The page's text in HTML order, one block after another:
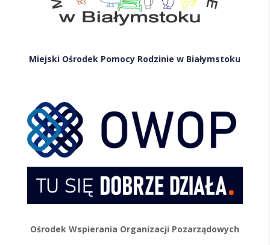
Miejski Ośrodek Pomocy Rodzinie w Białymstoku
Ośrodek Wspierania Organizacji Pozarządowych